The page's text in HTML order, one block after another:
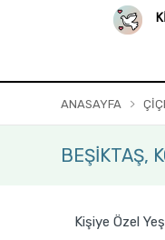
ANASAYFA
BEŞİKTAŞ,
Kişiye Özel